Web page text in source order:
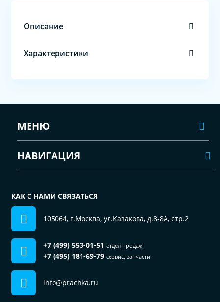
Описание
Характеристики
МЕНЮ
НАВИГАЦИЯ
КАК С НАМИ СВЯЗАТЬСЯ
105064, г.Москва, ул.Казакова, д.8-8А, стр.2
+7 (499) 553-01-51 отдел продаж
+7 (495) 181-69-79 сервис, запчасти
info@prachka.ru